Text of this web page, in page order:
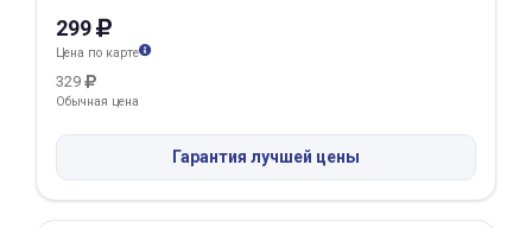
299
Цена по карте
329
Обычная цена
Гарантия лучшей цены
списываться
по
%
об оплате Плайтом